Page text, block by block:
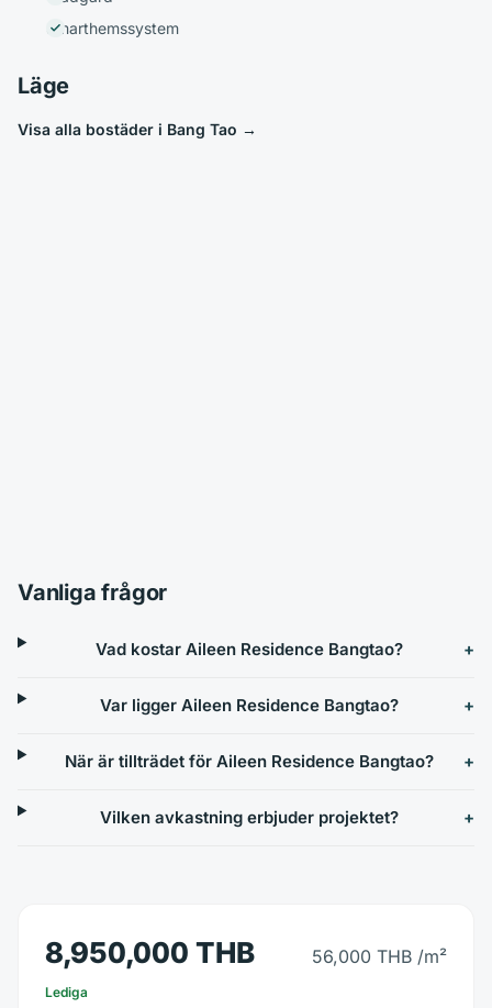
Smarthemssystem
Läge
Visa alla bostäder i Bang Tao →
Vanliga frågor
Vad kostar Aileen Residence Bangtao?
Var ligger Aileen Residence Bangtao?
När är tillträdet för Aileen Residence Bangtao?
Vilken avkastning erbjuder projektet?
8,950,000 THB 56,000 THB /m²
Lediga